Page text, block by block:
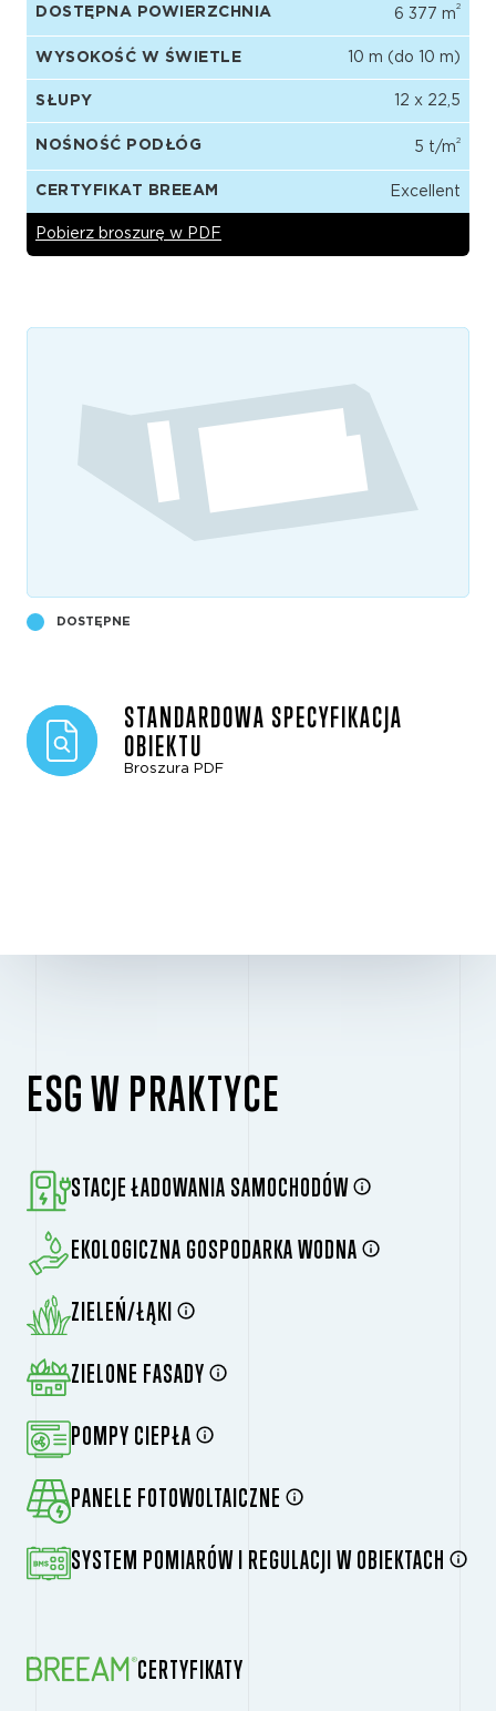
DOSTĘPNA POWIERZCHNIA 6 377 m
2
WYSOKOŚĆ W ŚWIETLE 10 m (do 10 m)
SŁUPY 12 x 22,5
NOŚNOŚĆ PODŁÓG 5 t/m
2
CERTYFIKAT BREEAM Excellent
Pobierz broszurę w PDF
DOSTĘPNE
STANDARDOWA SPECYFIKACJA
OBIEKTU
Broszura PDF
ESG W PRAKTYCE
STACJE ŁADOWANIA SAMOCHODÓW
EKOLOGICZNA GOSPODARKA WODNA
ZIELEŃ/ŁĄKI
ZIELONE FASADY
POMPY CIEPŁA
PANELE FOTOWOLTAICZNE
SYSTEM POMIARÓW I REGULACJI W OBIEKTACH
CERTYFIKATY